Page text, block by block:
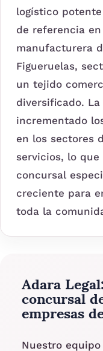
logístico
de referencia
manufacturera
Figueruelas,
un tejido
diversificado.
incrementado
en los sectores
servicios, lo
concursal
creciente para
toda la
Adara
concursal
empresas
Nuestro